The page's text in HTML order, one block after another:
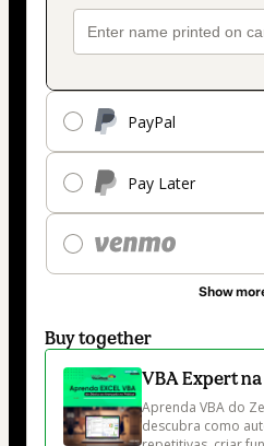
PayPal
Pay Later
Show
Buy together
VBA Expert
Aprenda VBA do
descubra como